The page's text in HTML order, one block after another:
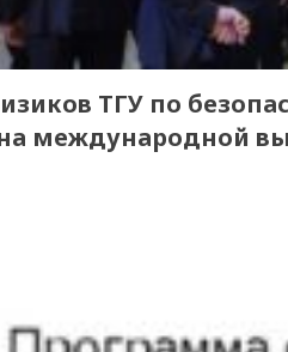
ТГУ по
международной